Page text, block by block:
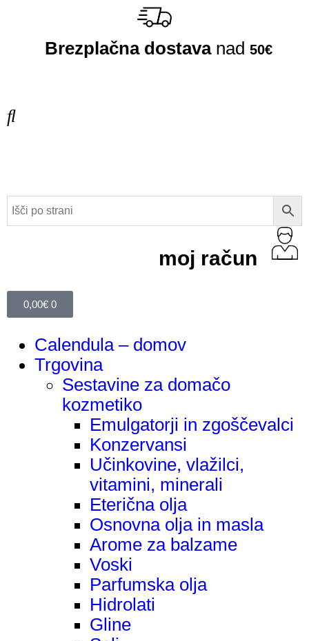
Brezplačna dostavanad 50€
moj račun
0,00€ 0
Calendula – domov
Trgovina
Sestavine za domačo
kozmetiko
Emulgatorji in zgoščevalci
Konzervansi
Učinkovine, vlažilci,
vitamini, minerali
Eterična olja
Osnovna olja in masla
Arome za balzame
Voski
Parfumska olja
Hidrolati
Gline